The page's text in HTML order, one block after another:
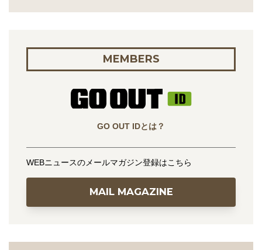
MEMBERS
GO OUT IDとは？
WEBニュースのメールマガジン登録はこちら
MAIL MAGAZINE